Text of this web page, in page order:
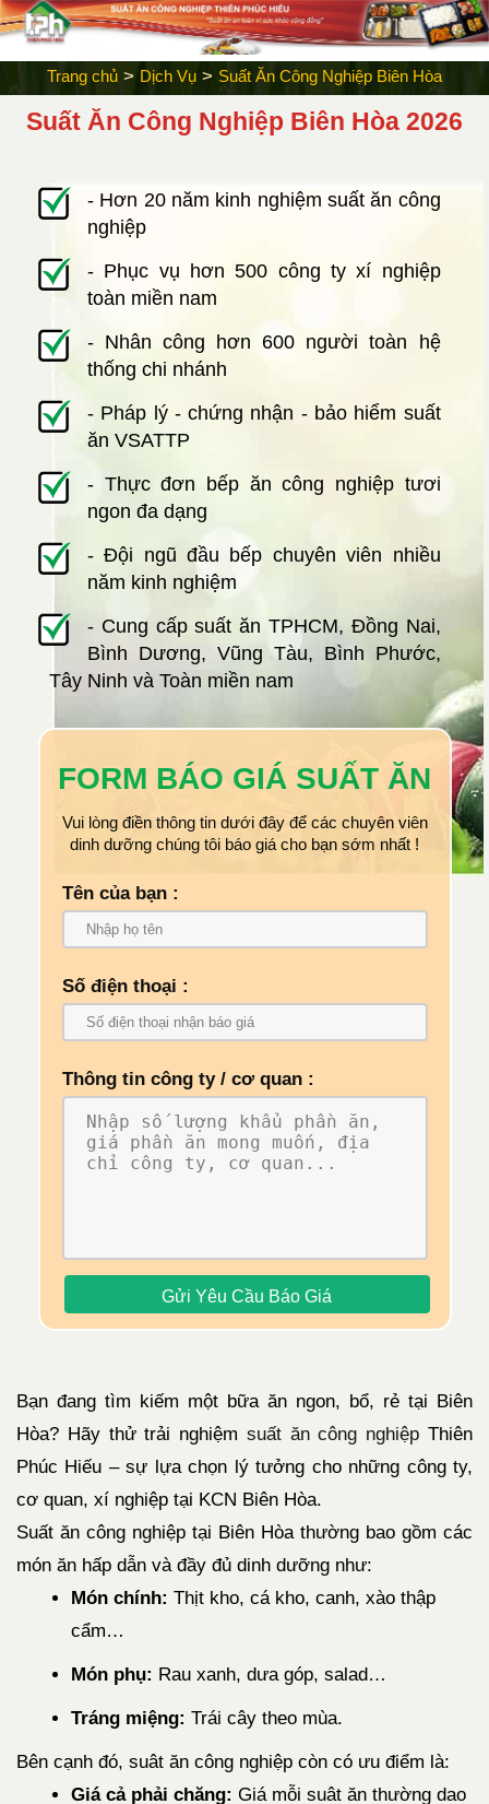
Trang chủ > Dịch Vụ > Suất Ăn Công Nghiệp Biên Hòa
Suất Ăn Công Nghiệp Biên Hòa 2026
- Hơn 20 năm kinh nghiệm suất ăn công
nghiệp
- Phục vụ hơn 500 công ty xí nghiệp
toàn miền nam
- Nhân công hơn 600 người toàn hệ
thống chi nhánh
- Pháp lý - chứng nhận - bảo hiểm suất
ăn VSATTP
- Thực đơn bếp ăn công nghiệp tươi
ngon đa dạng
- Đội ngũ đầu bếp chuyên viên nhiều
năm kinh nghiệm
- Cung cấp suất ăn TPHCM, Đồng Nai,
Bình Dương, Vũng Tàu, Bình Phước,
Tây Ninh và Toàn miền nam
FORM BÁO GIÁ SUẤT ĂN
Vui lòng điền thông tin dưới đây để các chuyên viên
dinh dưỡng chúng tôi báo giá cho bạn sớm nhất !
Tên của bạn :
Số điện thoại :
Thông tin công ty / cơ quan :
Bạn đang tìm kiếm một bữa ăn ngon, bổ, rẻ tại Biên
Hòa? Hãy thử trải nghiệm suất ăn công nghiệp Thiên
Phúc Hiếu – sự lựa chọn lý tưởng cho những công ty,
cơ quan, xí nghiệp tại KCN Biên Hòa.
Suất ăn công nghiệp tại Biên Hòa thường bao gồm các
món ăn hấp dẫn và đầy đủ dinh dưỡng như:
Món chính: Thịt kho, cá kho, canh, xào thập
cẩm…
Món phụ: Rau xanh, dưa góp, salad…
Tráng miệng: Trái cây theo mùa.
Bên cạnh đó, suât ăn công nghiệp còn có ưu điểm là:
Giá cả phải chăng: Giá mỗi suât ăn thường dao